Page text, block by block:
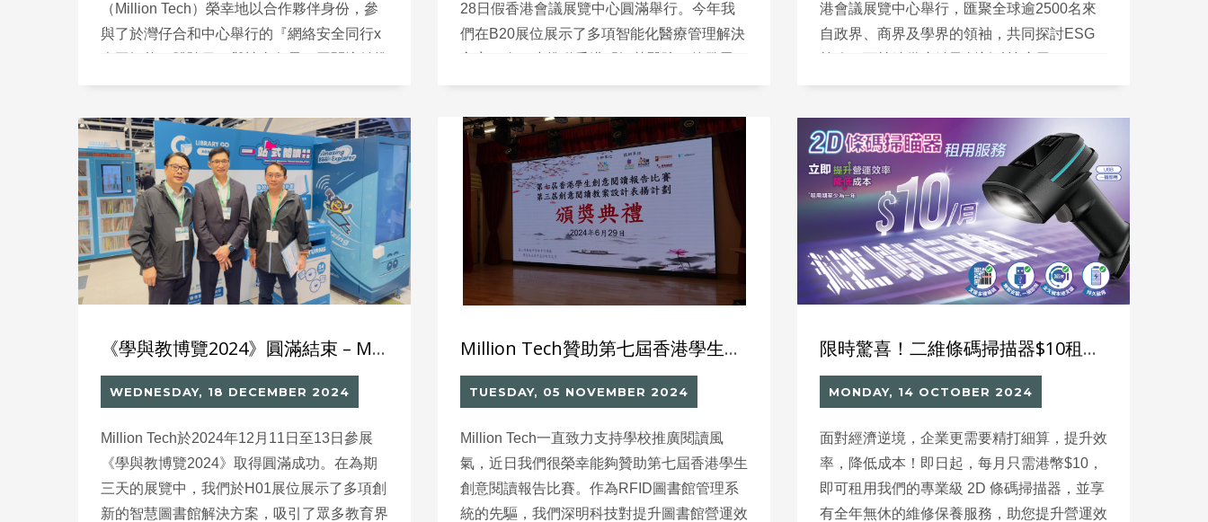
（Million Tech）榮幸地以合作夥伴身份，參
與了於灣仔合和中心舉行的『網絡安全同行x
動數碼共融，特別是提升殘障人士的網絡安全
28日假香港會議展覽中心圓滿舉行。今年我
們在B20展位展示了多項智能化醫療管理解決
港會議展覽中心舉行，匯聚全球逾2500名來
自政界、商界及學界的領袖，共同探討ESG
《學與教博覽2024》圓滿結束 – Million Tech智慧圖書館方案獲業界熱烈迴響
WEDNESDAY, 18 DECEMBER 2024
Million Tech於2024年12月11日至13日參展
《學與教博覽2024》取得圓滿成功。在為期
三天的展覽中，我們於H01展位展示了多項創
新的智慧圖書館解決方案，吸引了眾多教育界
Million Tech贊助第七屆香港學生創意閱讀報告比賽
TUESDAY, 05 NOVEMBER 2024
Million Tech一直致力支持學校推廣閱讀風
氣，近日我們很榮幸能夠贊助第七屆香港學生
創意閱讀報告比賽。作為RFID圖書館管理系
統的先驅，我們深明科技對提升圖書館營運效
限時驚喜！二維條碼掃描器$10租賃優惠，全年無休維修保養，助您逆境突圍！
MONDAY, 14 OCTOBER 2024
面對經濟逆境，企業更需要精打細算，提升效
率，降低成本！即日起，每月只需港幣$10，
即可租用我們的專業級 2D 條碼掃描器，並享
有全年無休的維修保養服務，助您提升營運效